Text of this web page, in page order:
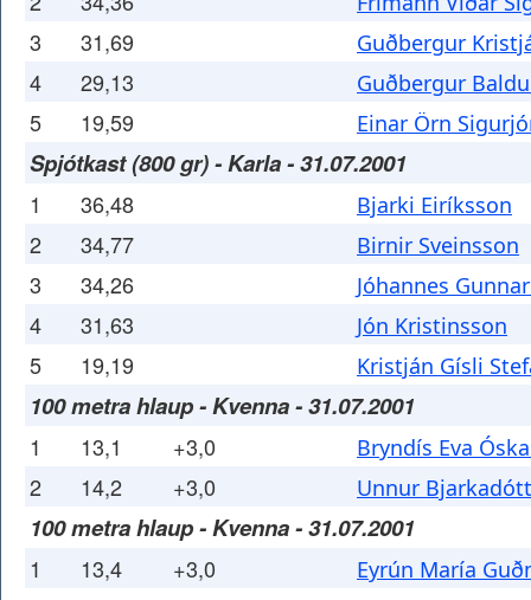
3 31,69 Guðbergur
4 29,13 Guðbergur
5 19,59 Einar Örn
Spjótkast (800 gr) - Karla - 31.07.2001
1 36,48 Bjarki Eiríksson
2 34,77 Birnir Sveinsson
3 34,26 Jóhannes
4 31,63 Jón Kristinsson
5 19,19 Kristján Gísli
100 metra hlaup - Kvenna - 31.07.2001
1 13,1 +3,0 Bryndís Eva
2 14,2 +3,0 Unnur
100 metra hlaup - Kvenna - 31.07.2001
1 13,4 +3,0 Eyrún María